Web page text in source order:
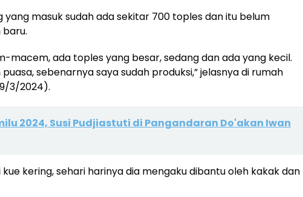
yang masuk sudah ada sekitar 700 toples dan itu belum
macem, ada toples yang besar, sedang dan ada yang kecil.
sebenarnya saya sudah produksi,” jelasnya di rumah
3/2024).
2024, Susi Pudjiastuti di Pangandaran Do'akan Iwan
kering, sehari harinya dia mengaku dibantu oleh kakak dan